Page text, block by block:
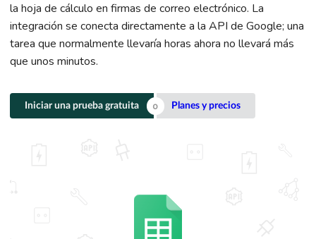
la hoja de cálculo en firmas de correo electrónico. La
integración se conecta directamente a la API de Google; una
tarea que normalmente llevaría horas ahora no llevará más
que unos minutos.
Iniciar una prueba gratuita Planes y precios